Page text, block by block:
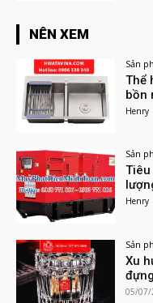
NÊN XEM
Sản
Thể
bồn
Henry
Sản
Henry
Sản
Xu
05/07/